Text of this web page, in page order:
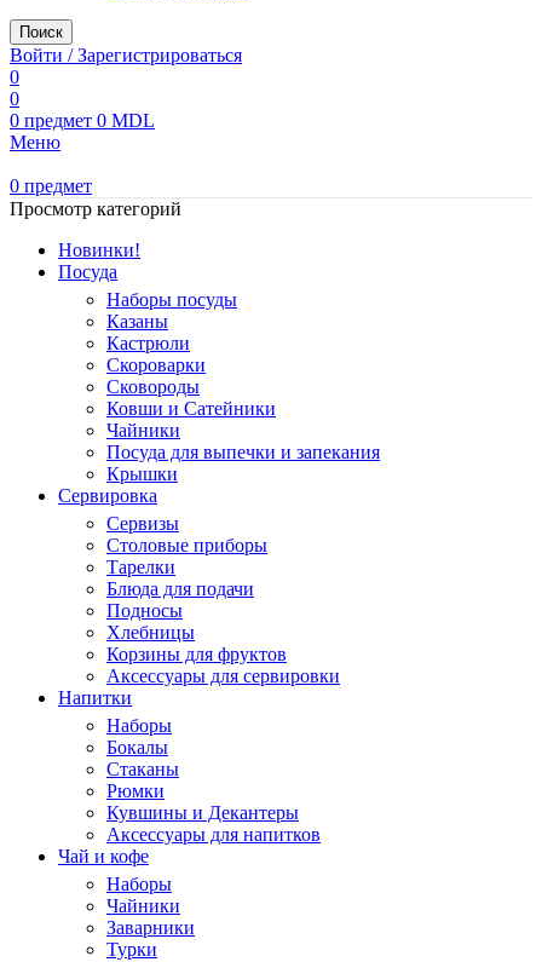
Поиск
Войти / Зарегистрироваться
0
0
0 предмет 0 MDL
Меню
0 предмет
Просмотр категорий
Новинки!
Посуда
Наборы посуды
Казаны
Кастрюли
Скороварки
Сковороды
Ковши и Сатейники
Чайники
Посуда для выпечки и запекания
Крышки
Сервировка
Сервизы
Столовые приборы
Тарелки
Блюда для подачи
Подносы
Хлебницы
Корзины для фруктов
Аксессуары для сервировки
Напитки
Наборы
Бокалы
Стаканы
Рюмки
Кувшины и Декантеры
Аксессуары для напитков
Чай и кофе
Наборы
Чайники
Заварники
Турки